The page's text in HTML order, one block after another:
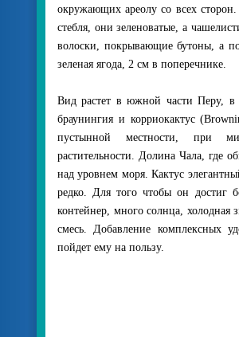
окружающих ареолу со всех
стебля, они зеленоватые, а
волоски, покрывающие бутоны, а
зеленая ягода, 2 см в поперечнике.
Вид растет в южной части Перу, в
браунингия и корриокактус
пустынной местности, при
растительности. Долина Чала, где
над уровнем моря. Кактус
редко. Для того чтобы он достиг
контейнер, много солнца, холодная
смесь. Добавление комплексных
пойдет ему на пользу.